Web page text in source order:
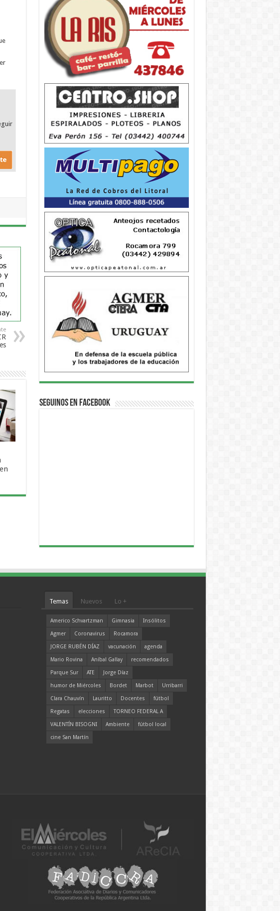
Seguinos en Facebook
Temas Nuevos Lo +
Americo Schvartzman Gimnasia
Insólitos
Agmer
Coronavirus
Rocamora
JORGE RUBÉN DÍAZ
vacunación
agenda
Mario Rovina
Aníbal Gallay
recomendados
Parque Sur
ATE
Jorge Díaz
humor de Miércoles
Bordet Marbot
Urribarri
Clara Chauvín
Lauritto Docentes
fútbol
Regatas
elecciones
TORNEO FEDERAL A
VALENTÍN BISOGNI
Ambiente
fútbol local
cine San Martín